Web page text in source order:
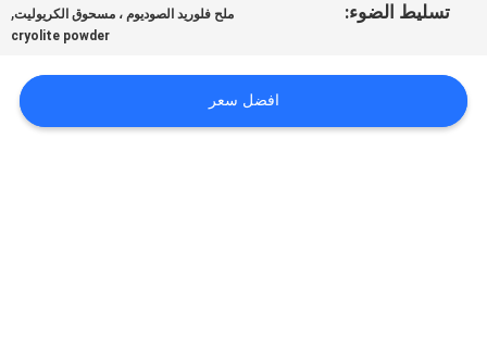
القضايا
اطلب
اقتباس
تسليط الضوء: ملح فلوريد الصوديوم ، مسحوق الكريوليت,
cryolite powder
افضل سعر